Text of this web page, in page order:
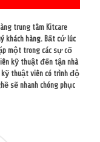
trung tâm Kitcare
khách hàng. Bất cứ lúc
một trong các sự cố
kỹ thuật đến tận nhà
thuật viên có trình độ
sẽ nhanh chóng phục